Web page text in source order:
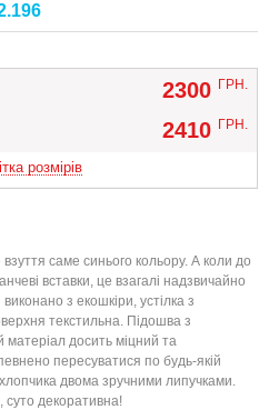
2300 ГРН.
2410 ГРН.
розмірів
саме синього кольору. А коли до
вставки, це взагалі надзвичайно
з екошкіри, устілка з
текстильна. Підошва з
досить міцний та
пересуватися по будь-якій
хлопчика двома зручними липучками.
суто декоративна!